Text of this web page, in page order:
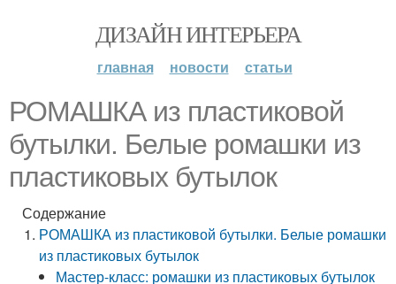
ДИЗАЙН ИНТЕРЬЕРА
главная новости статьи
РОМАШКА из пластиковой
бутылки. Белые ромашки из
пластиковых бутылок
Содержание
РОМАШКА из пластиковой бутылки. Белые ромашки
из пластиковых бутылок
Мастер-класс: ромашки из пластиковых бутылок